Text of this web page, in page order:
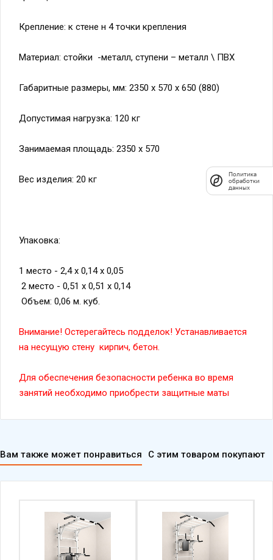
Крепление: к стене н 4 точки крепления
Материал: стойки -металл, ступени – металл \ ПВХ
Габаритные размеры, мм: 2350 х 570 х 650 (880)
Допустимая нагрузка: 120 кг
Занимаемая площадь: 2350 х 570
Вес изделия: 20 кг
Упаковка:
1 место - 2,4 х 0,14 х 0,05
2 место - 0,51 х 0,51 х 0,14
Объем: 0,06 м. куб.
Внимание! Остерегайтесь подделок! Устанавливается
на несущую стену кирпич, бетон.
Для обеспечения безопасности ребенка во время
занятий необходимо приобрести защитные маты
Вам также может понравиться С этим товаром покупают
Политика
обработки
данных